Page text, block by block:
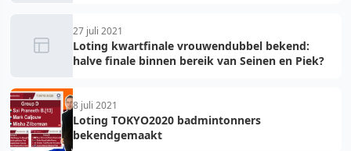
27 juli 2021
Loting kwartfinale vrouwendubbel bekend:
halve finale binnen bereik van Seinen en Piek?
8 juli 2021
Loting TOKYO2020 badmintonners
bekendgemaakt